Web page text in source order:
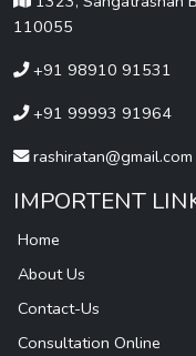
110055
+91 98910 91531
+91 99993 91964
rashiratan@gmail.com
IMPORTENT
Home
About Us
Contact-Us
Consultation Online